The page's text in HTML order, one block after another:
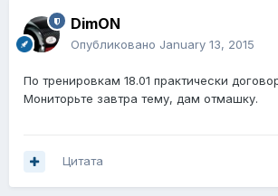
DimON
Опубликовано January 13, 2015
По тренировкам 18.01 практически
Мониторьте завтра тему, дам отмашку.
Цитата